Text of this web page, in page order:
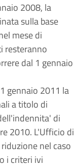
2008, la
sulla base
mese di
resteranno
dal 1 gennaio
gennaio 2011 la
a titolo di
di
2010. L'Ufficio di
nel caso
i criteri ivi